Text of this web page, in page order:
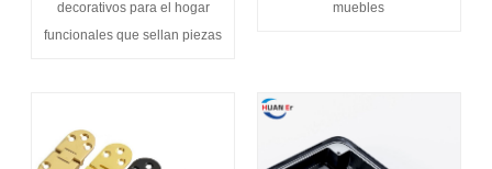
decorativos para el hogar
funcionales que sellan piezas
muebles